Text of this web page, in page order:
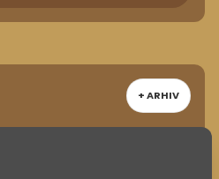
+ ARHIV